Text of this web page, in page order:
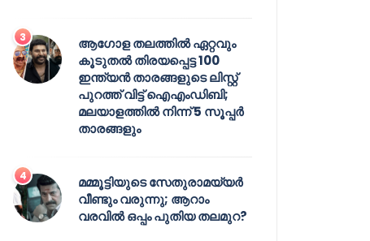
ആഗോള തലത്തിൽ ഏറ്റവും
കൂടുതൽ തിരയപ്പെട്ട 100
ഇന്ത്യൻ താരങ്ങളുടെ ലിസ്റ്റ്
പുറത്ത് വിട്ട് ഐഎംഡിബി;
മലയാളത്തിൽ നിന്ന് 5 സൂപ്പർ
താരങ്ങളും
മമ്മൂട്ടിയുടെ സേതുരാമയ്യർ
വീണ്ടും വരുന്നു; ആറാം
വരവിൽ ഒപ്പം പുതിയ തലമുറ?